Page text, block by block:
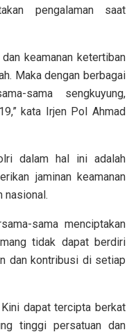
pengalaman saat
keamanan ketertiban
Maka dengan berbagai
sama sengkuyung,
kata Irjen Pol Ahmad
dalam hal ini adalah
jaminan keamanan
nasional.
sama menciptakan
tidak dapat berdiri
dan kontribusi di setiap
dapat tercipta berkat
tinggi persatuan dan